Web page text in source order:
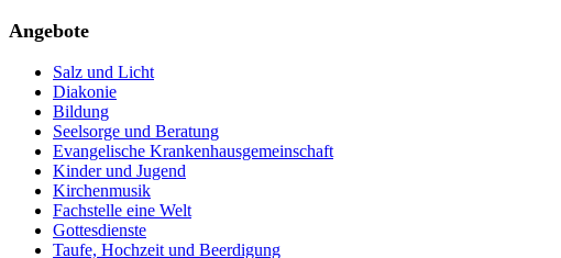
Angebote
Salz und Licht
Diakonie
Bildung
Seelsorge und Beratung
Evangelische Krankenhausgemeinschaft
Kinder und Jugend
Kirchenmusik
Fachstelle eine Welt
Gottesdienste
Taufe, Hochzeit und Beerdigung